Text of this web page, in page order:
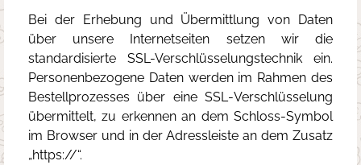
Bei der Erhebung und Übermittlung von Daten
über unsere Internetseiten setzen wir die
standardisierte SSL-Verschlüsselungstechnik ein.
Personenbezogene Daten werden im Rahmen des
Bestellprozesses über eine SSL‐Verschlüsselung
übermittelt, zu erkennen an dem Schloss‐Symbol
im Browser und in der Adressleiste an dem Zusatz
„https://“.